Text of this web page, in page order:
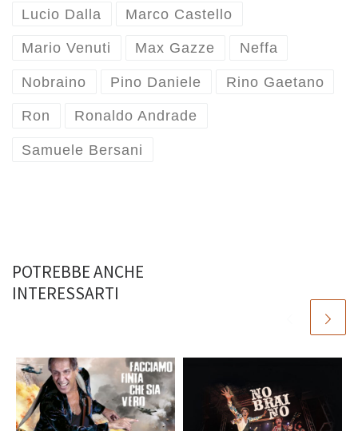
Lucio Dalla Marco Castello
Mario Venuti Max Gazze Neffa
Nobraino Pino Daniele Rino Gaetano
Ron Ronaldo Andrade
Samuele Bersani
POTREBBE ANCHE
INTERESSARTI